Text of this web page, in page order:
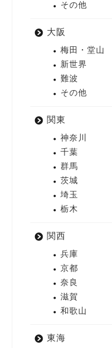
その他
大阪
梅田・堂山
新世界
難波
その他
関東
神奈川
千葉
群馬
茨城
埼玉
栃木
関西
兵庫
京都
奈良
滋賀
和歌山
東海